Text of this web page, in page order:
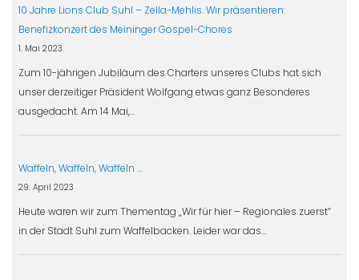
10 Jahre Lions Club Suhl – Zella-Mehlis. Wir präsentieren:
Benefizkonzert des Meininger Gospel-Chores
1. Mai 2023
Zum 10-jährigen Jubiläum des Charters unseres Clubs hat sich
unser derzeitiger Präsident Wolfgang etwas ganz Besonderes
ausgedacht. Am 14 Mai,…
Waffeln, Waffeln, Waffeln …
29. April 2023
Heute waren wir zum Thementag „Wir für hier – Regionales zuerst“
in der Stadt Suhl zum Waffelbacken. Leider war das…